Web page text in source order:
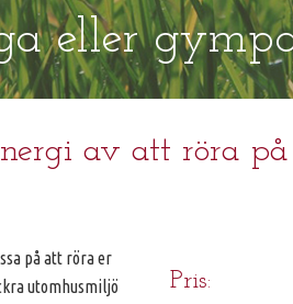
eller
av att röra
på att röra er
utomhusmiljö
Pris: